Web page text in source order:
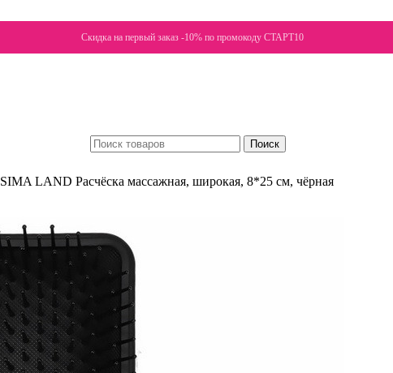
Скидка на первый заказ -10% по промокоду СТАРТ10
Поиск
SIMA LAND Расчёска массажная, широкая, 8*25 см, чёрная